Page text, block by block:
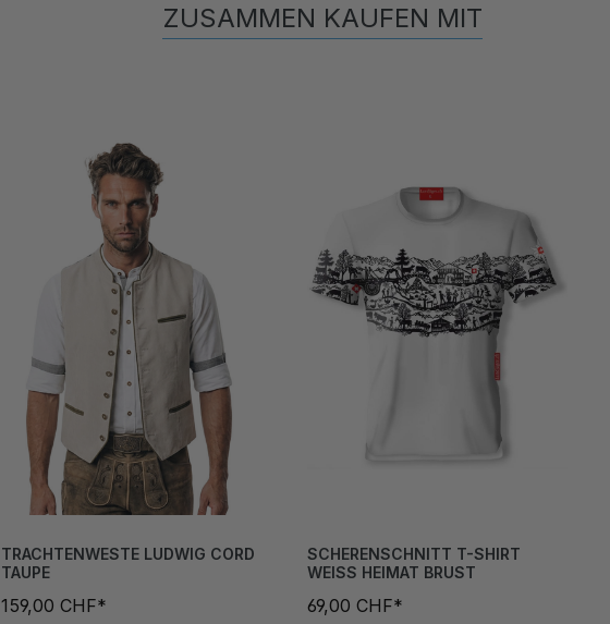
ZUSAMMEN KAUFEN MIT
TRACHTENWESTE LUDWIG CORD
TAUPE
159,00 CHF*
SCHERENSCHNITT T-SHIRT
WEISS HEIMAT BRUST
69,00 CHF*